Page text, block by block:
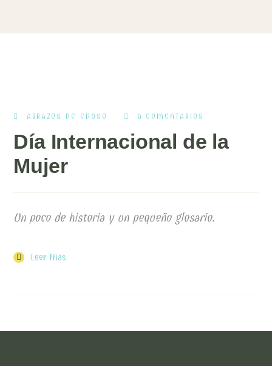
ABRAZOS DE EDUSO 0 COMENTARIOS
Día Internacional de la
Mujer
Un poco de historia y un pequeño glosario.
Leer Más